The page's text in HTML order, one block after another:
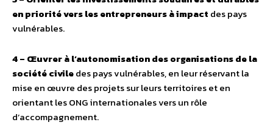
en priorité vers les entrepreneurs à impact des pays
vulnérables.
4 – Œuvrer à l’autonomisation des organisations de la
société civiledes pays vulnérables, en leur réservant la
mise en œuvre des projets sur leurs territoires et en
orientant les ONG internationales vers un rôle
d’accompagnement.